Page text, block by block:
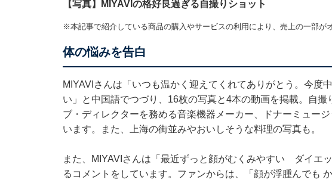
【写真】MIYAVIの格好良過ぎる自撮りショット
※本記事で紹介している商品の購入やサービスの利用により、売上の一部が
体の悩みを告白
MIYAVIさんは「いつも温かく迎えてくれてありがとう。今度
い」と中国語でつづり、16枚の写真と4本の動画を掲載。自撮
ブ・ディレクターを務める音楽機器メーカー、ドナーミュー
います。また、上海の街並みやおいしそうな料理の写真も。
また、MIYAVIさんは「最近ずっと顔がむくみやすい ダイエ
るコメントをしています。ファンからは、「顔が浮腫んでも